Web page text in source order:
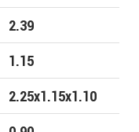
2.39
1.15
2.25х1.15х1.10